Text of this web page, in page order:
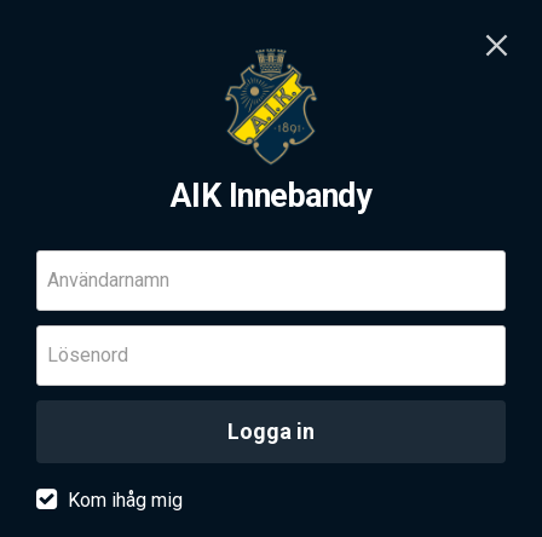
AIK Innebandy
Användarnamn
Lösenord
Logga in
Kom ihåg mig